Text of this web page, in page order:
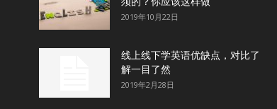
2019年10月22日
线上线下学英语优缺点，对比了
解一目了然
2019年2月28日